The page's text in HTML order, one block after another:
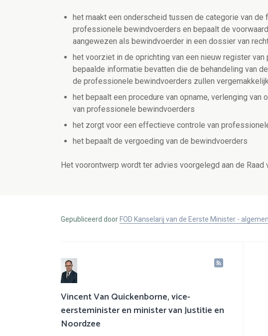
het maakt een onderscheid tussen de categorie van
professionele bewindvoerders en bepaalt de
aangewezen als bewindvoerder in een dossier van
het voorziet in de oprichting van een nieuw register
bepaalde informatie bevatten die de behandeling van
de professionele bewindvoerders zullen
het bepaalt een procedure van opname, verlenging
van professionele bewindvoerders
het zorgt voor een effectieve controle van
het bepaalt de vergoeding van de bewindvoerders
Het voorontwerp wordt ter advies voorgelegd aan de Raad
Gepubliceerd door FOD Kanselarij van de Eerste Minister -
Vincent Van Quickenborne, vice-
eersteminister en minister van Justitie en
Noordzee